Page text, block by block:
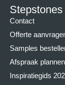
Stepstones
Contact
Offerte
Samples
Afspraak plannen
Inspiratiegids